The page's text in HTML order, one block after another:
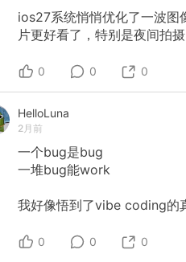
ios27系统悄悄优化了一波图
片更好看了，特别是夜间拍摄
0 0 0
HelloLuna
2月前
一个bug是bug
一堆bug能work
我好像悟到了vibe coding的
0 0 0